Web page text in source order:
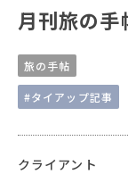
月刊旅の
旅の手帖
#タイアップ記事
クライアント